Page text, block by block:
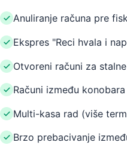
Anuliranje računa pre
Ekspres "Reci hvala i
Otvoreni računi za
Računi između
Multi-kasa rad (više
Brzo prebacivanje